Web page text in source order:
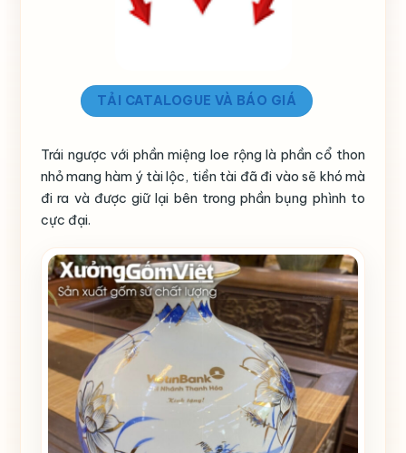
TẢI CATALOGUE VÀ BÁO GIÁ
Trái ngược với phần miệng loe rộng là phần cổ thon
nhỏ mang hàm ý tài lộc, tiền tài đã đi vào sẽ khó mà
đi ra và được giữ lại bên trong phần bụng phình to
cực đại.